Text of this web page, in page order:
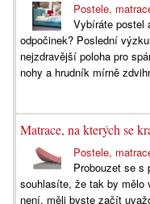
Postele,
Vybíráte postel
odpočinek? Poslední
nejzdravější poloha pro
nohy a hrudník mírně
Matrace, na kterých se
Postele,
Probouzet se s
souhlasíte, že tak by mělo
není, měli byste začít